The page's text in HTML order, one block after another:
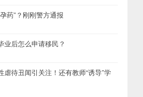
药”？刚刚警方通报
业后怎么申请移民？
虐待丑闻引关注！还有教师“诱导”学